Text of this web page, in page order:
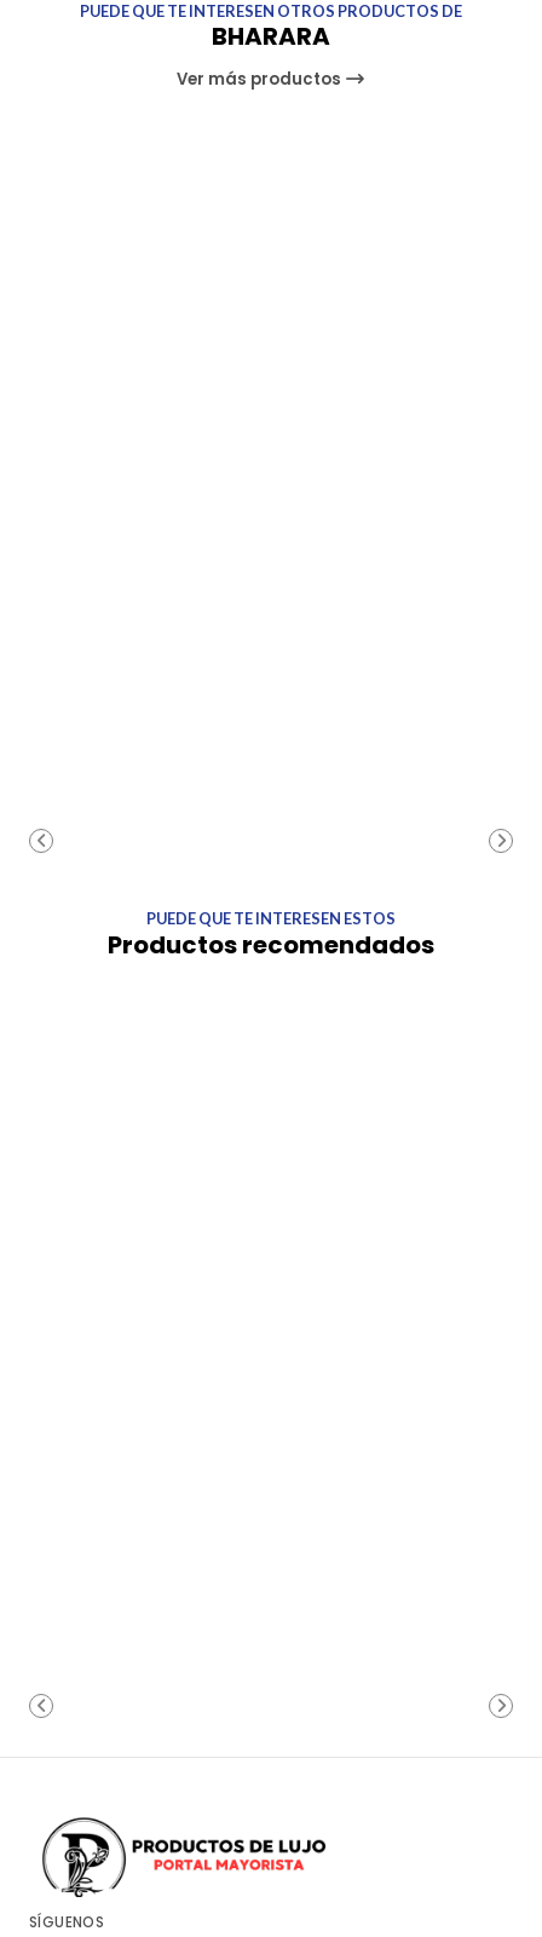
PUEDE QUE TE INTERESEN OTROS PRODUCTOS DE
BHARARA
Ver más productos
PUEDE QUE TE INTERESEN ESTOS
Productos recomendados
SÍGUENOS